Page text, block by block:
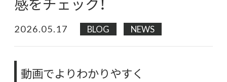
2026.05.17 BLOG NEWS
動画でよりわかりやすく